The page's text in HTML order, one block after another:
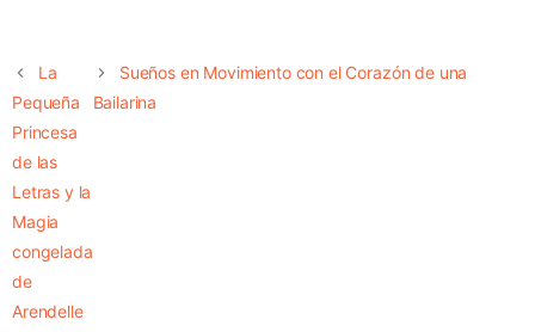
La
Pequeña
Princesa
de las
Letras y la
Magia
congelada
de
Arendelle
Sueños en Movimiento con el Corazón de una
Bailarina